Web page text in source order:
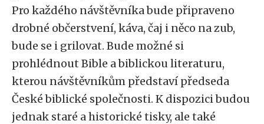
Pro každého návštěvníka bude připraveno
drobné občerstvení, káva, čaj i něco na zub,
bude se i grilovat. Bude možné si
prohlédnout Bible a biblickou literaturu,
kterou návštěvníkům představí předseda
České biblické společnosti. K dispozici budou
jednak staré a historické tisky, ale také